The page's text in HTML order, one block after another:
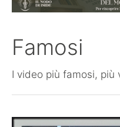
Famosi
I video più famosi,